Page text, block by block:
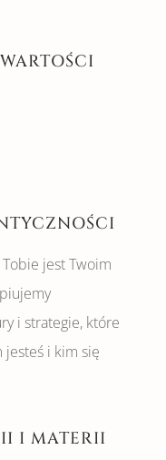
jest Twoim
i strategie, które
jesteś i kim się
I MATERII